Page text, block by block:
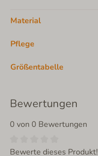
Material
Pflege
Größentabelle
Bewertungen
0 von 0 Bewertungen
Bewerte dieses Produkt!